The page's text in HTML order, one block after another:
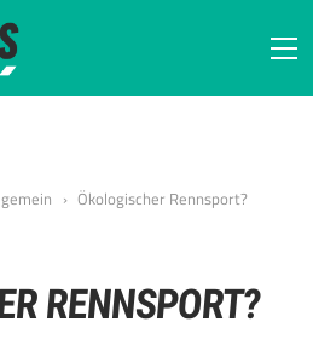
FOUR
Ökologischer Rennsport?
RENNSPORT?